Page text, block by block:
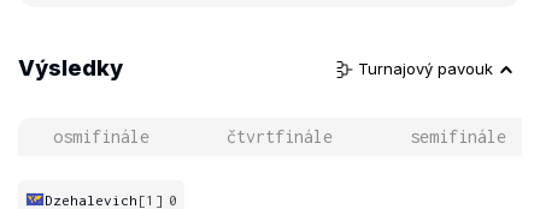
Výsledky Turnajový pavouk
osmifinále čtvrtfinále semifinále
Dzehalevich [1] 0